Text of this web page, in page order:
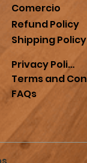
Comercio
Refund Policy
Shipping Policy
Privacy Policy
FAQs